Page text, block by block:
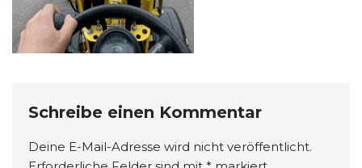
Schreibe einen Kommentar
Deine E-Mail-Adresse wird nicht veröffentlicht.